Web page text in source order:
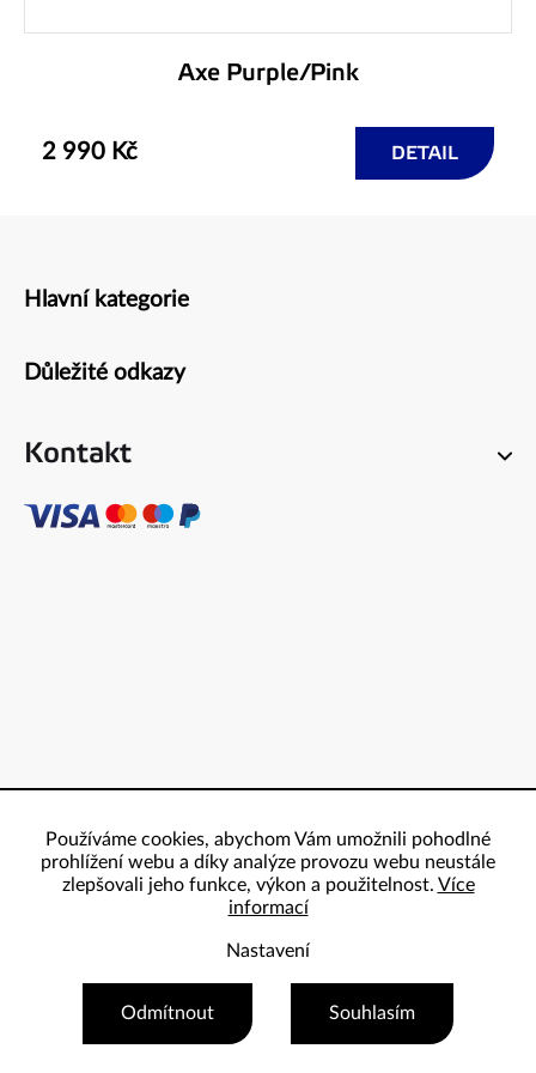
Používáme cookies, abychom Vám umožnili pohodlné
prohlížení webu a díky analýze provozu webu neustále
zlepšovali jeho funkce, výkon a použitelnost. Více
informací
Nastavení
Odmítnout Souhlasím
Axe Purple/Pink
2 990 Kč DETAIL
Zápatí
Hlavní kategorie
Důležité odkazy
Kontakt
Vytvořil Shoptet Premium